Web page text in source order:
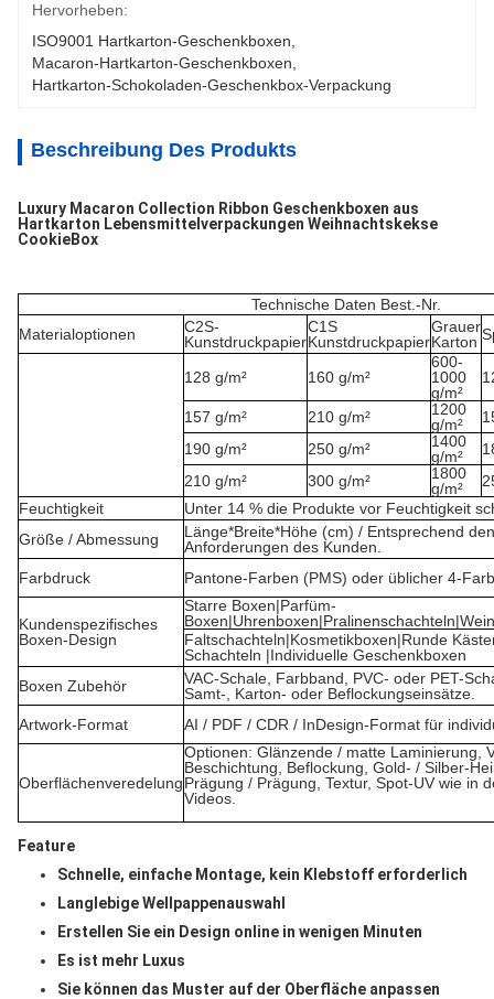
Hervorheben:
ISO9001 Hartkarton-Geschenkboxen
Macaron-Hartkarton-Geschenkboxen
Hartkarton-Schokoladen-Geschenkbox-Verpackung
Beschreibung Des Produkts
Luxury Macaron Collection Ribbon Geschenkboxen aus
Hartkarton Lebensmittelverpackungen Weihnachtskekse
CookieBox
Technische Daten Best.-Nr.
Materialoptionen
C2S-
Kunstdruckpapier
C1S
Kunstdruckpapier
Grauer
Karton
128 g/m² 160 g/m²
600-
1000
g/m²
157 g/m² 210 g/m²
1200
g/m²
190 g/m²
250 g/m²
1400
g/m²
210 g/m²
300 g/m²
1800
g/m²
Feuchtigkeit
Unter 14 % die Produkte vor Feuchtigkeit
Größe / Abmessung
Länge*Breite*Höhe (cm) / Entsprechend
Anforderungen des Kunden.
Farbdruck
Pantone-Farben (PMS) oder üblicher 4-
Kundenspezifisches
Boxen-Design
Starre Boxen|Parfüm-
Faltschachteln|Kosmetikboxen|Runde
Schachteln |Individuelle Geschenkboxen
Boxen Zubehör
VAC-Schale, Farbband, PVC- oder PET-
Samt-, Karton- oder Beflockungseinsätze.
Artwork-Format
AI / PDF / CDR / InDesign-Format für
Oberflächenveredelung
Optionen: Glänzende / matte Laminierung,
Beschichtung, Beflockung, Gold- / Silber-
Prägung / Prägung, Textur, Spot-UV wie in
Videos.
Feature
Schnelle, einfache Montage, kein Klebstoff erforderlich
Langlebige Wellpappenauswahl
Erstellen Sie ein Design online in wenigen Minuten
Es ist mehr Luxus
Sie können das Muster auf der Oberfläche anpassen